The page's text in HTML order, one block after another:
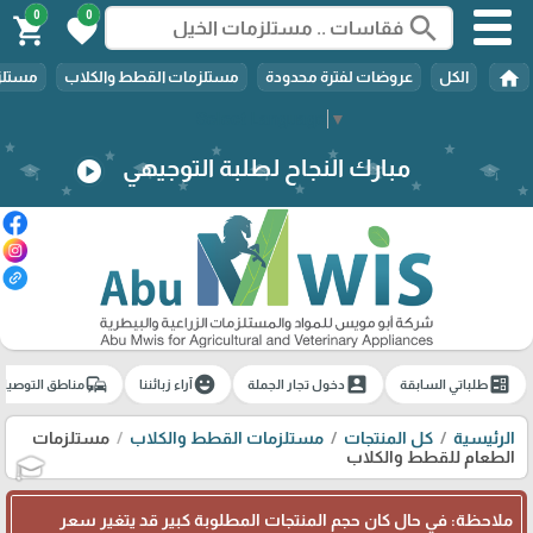
▼
search
0
favorite
0
shopping_cart
home الكل عروضات لفترة محدودة مستلزمات القطط والكلاب
مبارك النجاح لطلبة التوجيهي play_circle
🎓
ballotطلباتي السابقة account_boxدخول تجار الجملة emoji_emotionsآراء زبائننا commuteمناطق
الرئيسية كل المنتجات مستلزمات القطط والكلاب
مستلزمات
الطعام للقطط والكلاب
ملاحظة: في حال كان حجم المنتجات المطلوبة كبير قد يتغير سعر